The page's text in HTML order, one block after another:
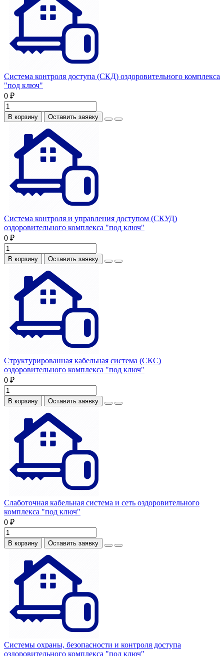
Система контроля доступа (СКД) оздоровительного комплекса
"под ключ"
0 ₽
В корзину Оставить заявку
Система контроля и управления доступом (СКУД)
оздоровительного комплекса "под ключ"
0 ₽
В корзину Оставить заявку
Структурированная кабельная система (СКС)
оздоровительного комплекса "под ключ"
0 ₽
В корзину Оставить заявку
Слаботочная кабельная система и сеть оздоровительного
комплекса "под ключ"
0 ₽
В корзину Оставить заявку
Системы охраны, безопасности и контроля доступа
оздоровительного комплекса "под ключ"